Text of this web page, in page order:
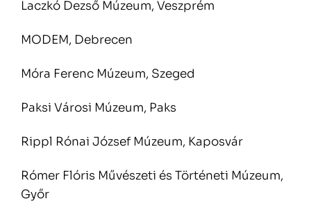
Laczkó Dezső Múzeum, Veszprém
MODEM, Debrecen
Móra Ferenc Múzeum, Szeged
Paksi Városi Múzeum, Paks
Rippl Rónai József Múzeum, Kaposvár
Rómer Flóris Művészeti és Történeti Múzeum,
Győr